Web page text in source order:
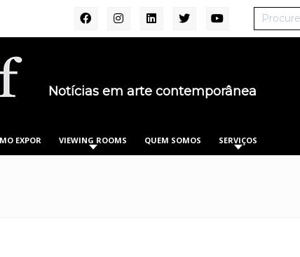
Notícias em arte contemporânea
EXPOR VIEWING ROOMS QUEM SOMOS SERVIÇOS